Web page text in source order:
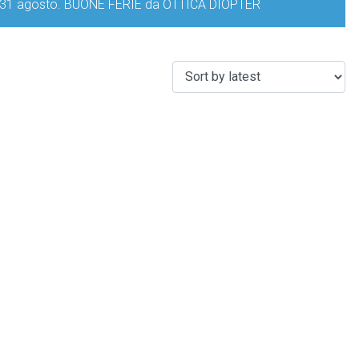
BUONE FERIE da OTTICA DIOPTER